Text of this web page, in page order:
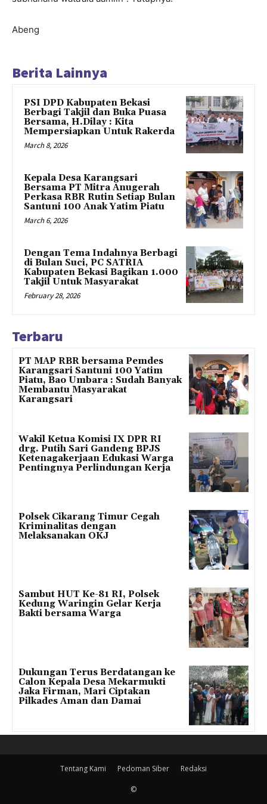
Abeng
Berita Lainnya
PSI DPD Kabupaten Bekasi
Berbagi Takjil dan Buka Puasa
Bersama, H.Dilay : Kita
Mempersiapkan Untuk Rakerda
March 8, 2026
Kepala Desa Karangsari
Bersama PT Mitra Anugerah
Perkasa RBR Rutin Setiap Bulan
Santuni 100 Anak Yatim Piatu
March 6, 2026
Dengan Tema Indahnya Berbagi
di Bulan Suci, PC SATRIA
Kabupaten Bekasi Bagikan 1.000
Takjil Untuk Masyarakat
February 28, 2026
Terbaru
PT MAP RBR bersama Pemdes
Karangsari Santuni 100 Yatim
Piatu, Bao Umbara : Sudah Banyak
Membantu Masyarakat
Karangsari
Wakil Ketua Komisi IX DPR RI
drg. Putih Sari Gandeng BPJS
Ketenagakerjaan Edukasi Warga
Pentingnya Perlindungan Kerja
Polsek Cikarang Timur Cegah
Kriminalitas dengan
Melaksanakan OKJ
Sambut HUT Ke-81 RI, Polsek
Kedung Waringin Gelar Kerja
Bakti bersama Warga
Dukungan Terus Berdatangan ke
Calon Kepala Desa Mekarmukti
Jaka Firman, Mari Ciptakan
Pilkades Aman dan Damai
Tentang Kami Pedoman Siber Redaksi
©